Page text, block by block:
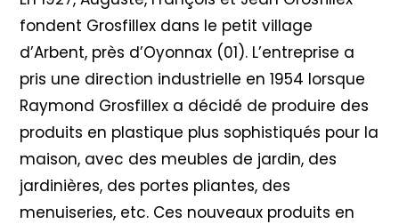
fondent Grosfillex dans le petit village
d’Arbent, près d’Oyonnax (01). L’entreprise a
pris une direction industrielle en 1954 lorsque
Raymond Grosfillex a décidé de produire des
produits en plastique plus sophistiqués pour la
maison, avec des meubles de jardin, des
jardinières, des portes pliantes, des
menuiseries, etc. Ces nouveaux produits en